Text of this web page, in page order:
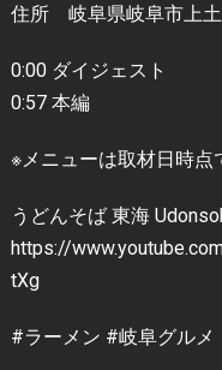
住所 岐阜県岐阜市上土
0:00 ダイジェスト
0:57 本編
※メニューは取材日時点
うどんそば 東海
https://
tXg
#ラーメン #岐阜グルメ